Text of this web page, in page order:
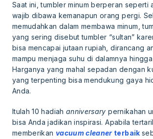
Saat ini, tumbler minum berperan seperti
wajib dibawa kemanapun orang pergi.
memudahkan dalam membawa minum,
yang sering disebut tumbler “sultan”
bisa mencapai jutaan rupiah, dirancang
mampu menjaga suhu di dalamnya
Harganya yang mahal sepadan dengan
yang terpenting bisa mendukung gaya
Anda.
Itulah 10 hadiah anniversary pernikahan
bisa Anda jadikan inspirasi. Apabila
memberikan vacuum cleaner terbaik